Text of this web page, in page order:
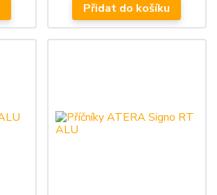
Přidat do košíku